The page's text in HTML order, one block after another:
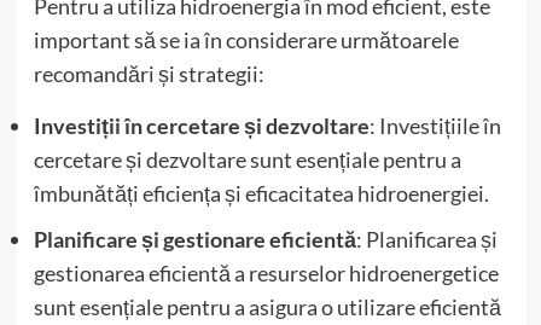
Pentru a utiliza hidroenergia în mod eficient, este
important să se ia în considerare următoarele
recomandări și strategii:
Investiții în cercetare și dezvoltare: Investițiile în
cercetare și dezvoltare sunt esențiale pentru a
îmbunătăți eficiența și eficacitatea hidroenergiei.
Planificare și gestionare eficientă: Planificarea și
gestionarea eficientă a resurselor hidroenergetice
sunt esențiale pentru a asigura o utilizare eficientă